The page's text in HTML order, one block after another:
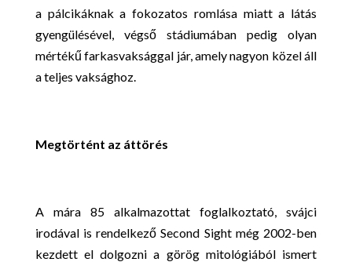
a pálcikáknak a fokozatos romlása miatt a látás
gyengülésével, végső stádiumában pedig olyan
mértékű farkasvaksággal jár, amely nagyon közel áll
a teljes vaksághoz.
Megtörtént az áttörés
A mára 85 alkalmazottat foglalkoztató, svájci
irodával is rendelkező Second Sight még 2002-ben
kezdett el dolgozni a görög mitológiából ismert